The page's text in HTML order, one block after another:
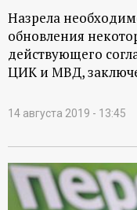
Назрела
обновления
действующего
ЦИК и МВД,
14 августа 2019 - 13:45